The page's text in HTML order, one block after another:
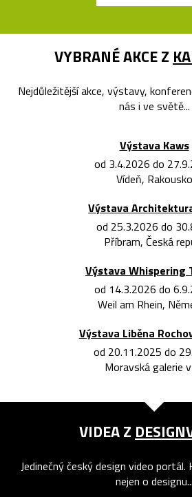
VYBRANÉ AKCE Z
Nejdůležitější akce, výstavy,
nás i ve světě...
Výstava Kaws
od 3.4.2026 do
Vídeň, Rakousko
Výstava
od 25.3.2026 do
Příbram, Česká
Výstava Whispering
od 14.3.2026 do
Weil am Rhein,
Výstava Liběna
od 20.11.2025 do
Moravská galerie
VIDEA Z
Jedinečný český design video portál.
nejen o designu...